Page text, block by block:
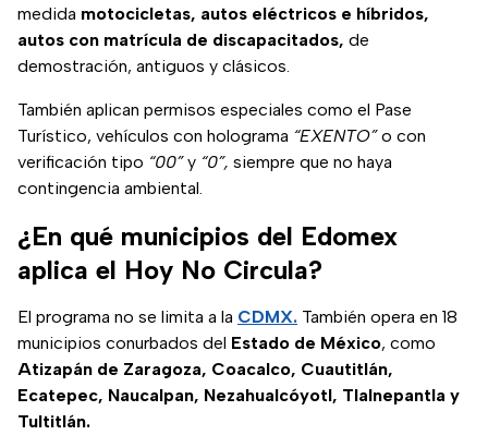
medida motocicletas, autos eléctricos e híbridos,
autos con matrícula de discapacitados, de
demostración, antiguos y clásicos.
También aplican permisos especiales como el Pase
Turístico, vehículos con holograma “EXENTO”o con
verificación tipo “00”y “0”, siempre que no haya
contingencia ambiental.
¿En qué municipios del Edomex
aplica el Hoy No Circula?
El programa no se limita a la CDMX. También opera en 18
municipios conurbados del Estado de México, como
Atizapán de Zaragoza, Coacalco, Cuautitlán,
Ecatepec, Naucalpan, Nezahualcóyotl, Tlalnepantla y
Tultitlán.